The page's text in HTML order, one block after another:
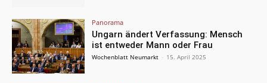
Panorama
Ungarn ändert Verfassung: Mensch
ist entweder Mann oder Frau
Wochenblatt Neumarkt - 15. April 2025